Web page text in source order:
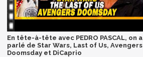
En tête-à-tête avec PEDRO PASCAL, on a
parlé de Star Wars, Last of Us, Avengers
Doomsday et DiCaprio